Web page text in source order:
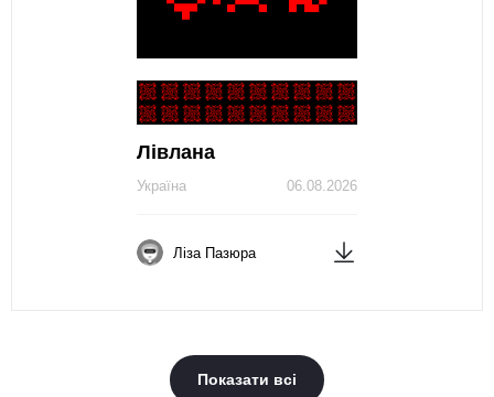
Лівлана
06.08.2026
Україна
Ліза Пазюра
Показати всі